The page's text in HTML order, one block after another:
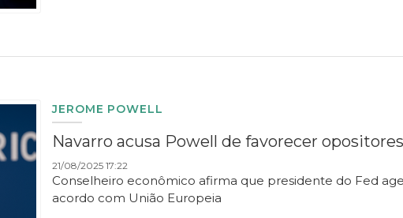
JEROME POWELL
Navarro acusa Powell de favorecer
21/08/2025 17:22
Conselheiro econômico afirma que presidente do Fed
acordo com União Europeia